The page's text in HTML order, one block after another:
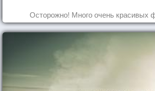
Осторожно! Много очень красивых